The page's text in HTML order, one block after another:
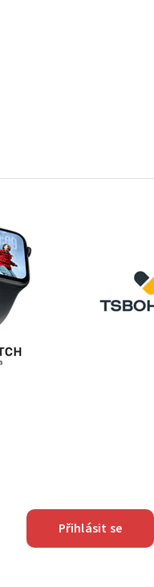
Přihlásit se